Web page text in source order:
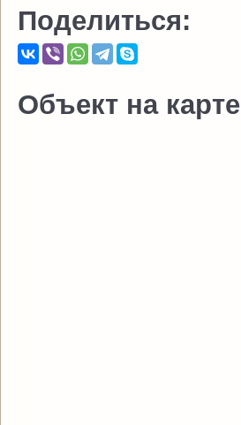
Поделиться:
Объект на карте